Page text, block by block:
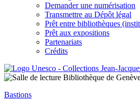
Demander une numérisation
Transmettre au Dépôt légal
Prêt entre bibliothèques
Prêt aux expositions
Partenariats
Crédits
Bastions